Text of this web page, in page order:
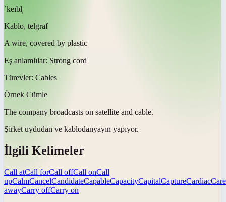
ˈkeɪbl̩
Kablo, telgraf
A wire, covered by plastic
Eş anlamlılar: Strong cord
Türevler: Cables
Örnek Cümle
The company broadcasts on satellite and cable.
Şirket uydudan ve kablodanyayın yapıyor.
İlgili Kelimeler
Call atCall forCall offCall onCall
upCalmCancelCandidateCapableCapacityCapitalCaptureCardiacCare
awayCarry offCarry on